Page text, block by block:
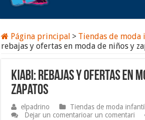
Página principal > Tiendas de moda
rebajas y ofertas en moda de niños y
Kiabi: rebajas y ofertas en
zapatos
elpadrino
Tiendas de moda infantil
Dejar un comentarioar un comentari